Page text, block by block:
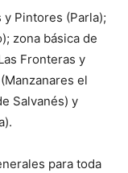
y Pintores (Parla);
zona básica de
Fronteras y
el
Salvanés) y
para toda